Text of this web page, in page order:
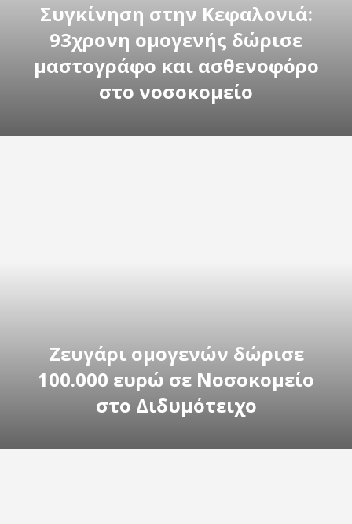
Συγκίνηση στην Κεφαλονιά:
93χρονη ομογενής δώρισε
μαστογράφο και ασθενοφόρο
στο νοσοκομείο
Ζευγάρι ομογενών δώρισε
100.000 ευρώ σε Νοσοκομείο
στο Διδυμότειχο